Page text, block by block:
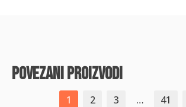
povezani proizvodi
1 2 3 … 41